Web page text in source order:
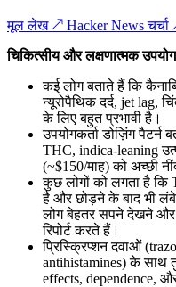
मूल लेख ↗ Hacker News चर्चा
चिकित्सीय और लक्षणात्मक
कई लोग बताते हैं कि
न्यूरोपैथिक दर्द, jet lag,
के लिए बहुत प्रभावी है।
उपयोगकर्ता डोज़िंग
THC, indica-leaning
(~$150/माह) को अच्छी
कुछ लोगों को लगता है कि
है और छोड़ने के बाद भी
लोग बेहतर सपने देखने और
रिपोर्ट करते हैं।
प्रिस्क्रिप्शन दवाओं
antihistamines) के साथ
effects, dependence,